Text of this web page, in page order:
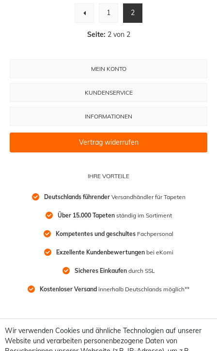
1 2
Seite: 2 von 2
IHRE VORTEILE
Deutschlands führender Versandhändler für Tapeten
Über 15.000 Tapeten ständig im Sortiment
Kompetentes und geschultes Fachpersonal
Exzellente Kundenbewertungen bei eKomi
Sicheres Einkaufen durch SSL
Kostenloser Versand innerhalb Deutschlands möglich**
MEIN KONTO
KUNDENSERVICE
INFORMATIONEN
Vertrag widerrufen
Wir verwenden Cookies und ähnliche Technologien auf unserer
Website und verarbeiten personenbezogene Daten von